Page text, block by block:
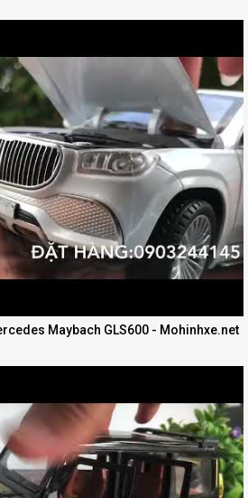
Maybach GLS600 - Mohinhxe.net